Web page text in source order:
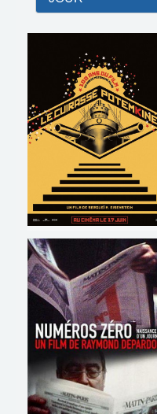
LE CUIRASSÉ
Horaires et Infos
Bande-annonce
Réservation
TOUT PUBLIC